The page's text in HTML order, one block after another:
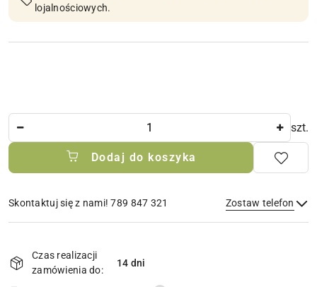
lojalnościowych.
szt.
Dodaj do koszyka
Skontaktuj się z nami! 789 847 321 Zostaw telefon
Wyślij
dostawa
Czas realizacji
zamówienia do:
14 dni